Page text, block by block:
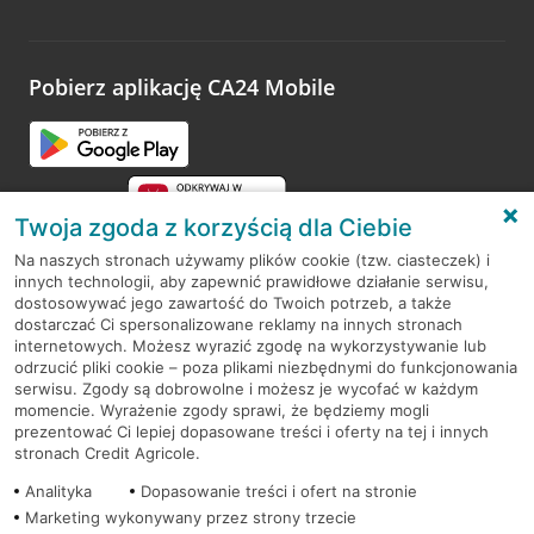
opinie.
Pobierz aplikację CA24 Mobile
RODO
Regulamin serwisu
Mapa serwisu
PolitykaCookies
Twoja zgoda z korzyścią dla Ciebie
Na naszych stronach używamy plików cookie (tzw. ciasteczek) i
innych technologii, aby zapewnić prawidłowe działanie serwisu,
dostosowywać jego zawartość do Twoich potrzeb, a także
dostarczać Ci spersonalizowane reklamy na innych stronach
internetowych. Możesz wyrazić zgodę na wykorzystywanie lub
odrzucić pliki cookie – poza plikami niezbędnymi do funkcjonowania
serwisu. Zgody są dobrowolne i możesz je wycofać w każdym
momencie. Wyrażenie zgody sprawi, że będziemy mogli
prezentować Ci lepiej dopasowane treści i oferty na tej i innych
stronach Credit Agricole.
Analityka
Dopasowanie treści i ofert na stronie
Marketing wykonywany przez strony trzecie